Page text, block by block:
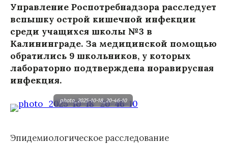
Управление Роспотребнадзора расследует
вспышку острой кишечной инфекции
среди учащихся школы №3 в
Калининграде. За медицинской помощью
обратились 9 школьников, у которых
лабораторно подтверждена норавирусная
инфекция.
photo_2025-10-18_20-46-10
Эпидемиологическое расследование